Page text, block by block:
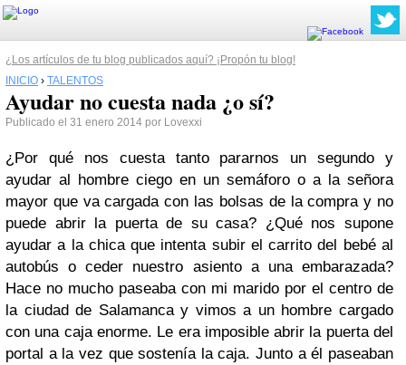
¿Los artículos de tu blog publicados aquí? ¡Propón tu blog!
INICIO › TALENTOS
Ayudar no cuesta nada ¿o sí?
Publicado el 31 enero 2014 por Lovexxi
¿Por qué nos cuesta tanto pararnos un segundo y
ayudar al hombre ciego en un semáforo o a la señora
mayor que va cargada con las bolsas de la compra y no
puede abrir la puerta de su casa? ¿Qué nos supone
ayudar a la chica que intenta subir el carrito del bebé al
autobús o ceder nuestro asiento a una embarazada?
Hace no mucho paseaba con mi marido por el centro de
la ciudad de Salamanca y vimos a un hombre cargado
con una caja enorme. Le era imposible abrir la puerta del
portal a la vez que sostenía la caja. Junto a él paseaban